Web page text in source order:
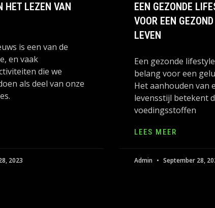
HET LEZEN VAN
is een van de
en vaak
die we
als deel van onze
2023
EEN GEZONDE
VOOR EEN
LEVEN
Een gezonde
belang voor een
Het aanhouden van
levensstijl betekent
voedingsstoffen
LEES MEER
Admin September 28,